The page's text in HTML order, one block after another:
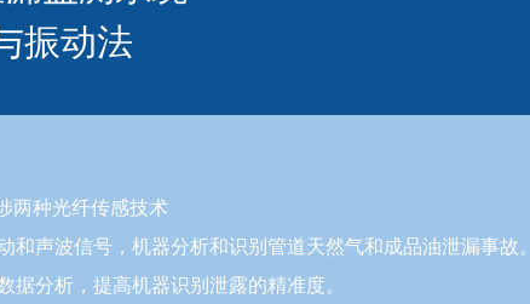
两种光纤传感技术
和声波信号，机器分析和识别管道天然气和成品油泄漏事故。
据分析，提高机器识别泄露的精准度。
振动法